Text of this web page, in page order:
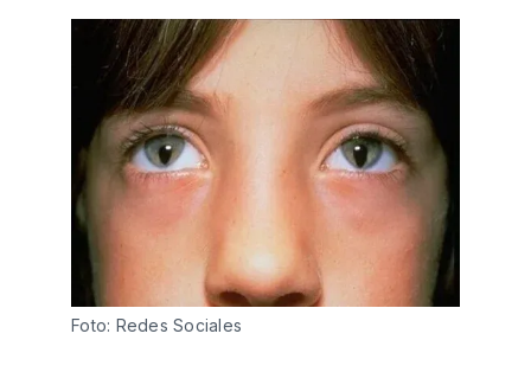
Foto: Redes Sociales